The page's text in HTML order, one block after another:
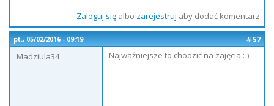
Zaloguj sięalbo zarejestruj aby dodać komentarz
pt., 05/02/2016 - 09:19
#57
Madziula34
Najważniejsze to chodzić na zajęcia :-)